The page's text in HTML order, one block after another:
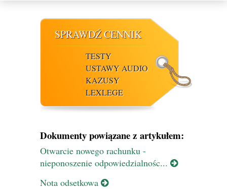
SPRAWDŹ CENNIK
TESTY
USTAWY AUDIO
KAZUSY
LEXLEGE
Dokumenty powiązane z artykułem:
Otwarcie nowego rachunku -
nieponoszenie odpowiedzialnośc...
Nota odsetkowa